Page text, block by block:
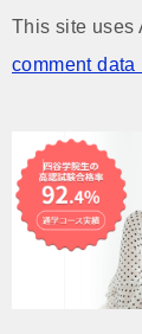
This site uses
comment data